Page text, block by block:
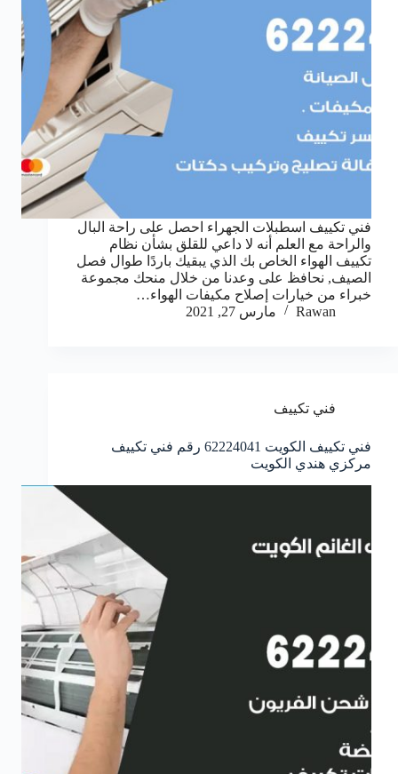
فني تكييف اسطبلات الجهراء احصل على راحة البال
والراحة مع العلم أنه لا داعي للقلق بشأن نظام
تكييف الهواء الخاص بك الذي يبقيك باردًا طوال فصل
الصيف, نحافظ على وعدنا من خلال منحك مجموعة
خبراء من خيارات إصلاح مكيفات الهواء…
Rawan
مارس 27, 2021
فني تكييف
فني تكييف الكويت 62224041 رقم فني تكييف
مركزي هندي الكويت